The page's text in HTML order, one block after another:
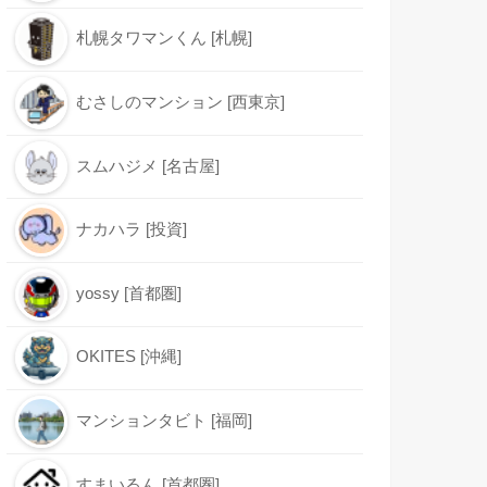
札幌タワマンくん [札幌]
むさしのマンション [西東京]
スムハジメ [名古屋]
ナカハラ [投資]
yossy [首都圏]
OKITES [沖縄]
マンションタビト [福岡]